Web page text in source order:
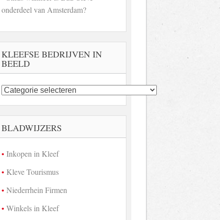
onderdeel van Amsterdam?
KLEEFSE BEDRIJVEN IN
BEELD
Kleefse
bedrijven
beeld
BLADWIJZERS
Inkopen in Kleef
Kleve Tourismus
Niederrhein Firmen
Winkels in Kleef